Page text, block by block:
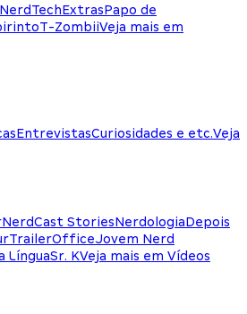
NerdTechExtrasPapo de
T-ZombiiVeja mais em
EntrevistasCuriosidades e etc.Veja
NerdCast StoriesNerdologiaDepois
TrailerOfficeJovem Nerd
LínguaSr. KVeja mais em Vídeos